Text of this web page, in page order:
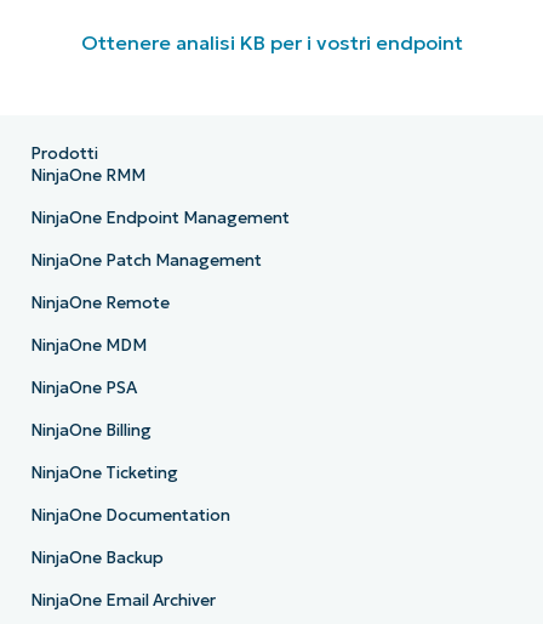
Ottenere analisi KB per i vostri endpoint
Prodotti
NinjaOne RMM
NinjaOne Endpoint Management
NinjaOne Patch Management
NinjaOne Remote
NinjaOne MDM
NinjaOne PSA
NinjaOne Billing
NinjaOne Ticketing
NinjaOne Documentation
NinjaOne Backup
NinjaOne Email Archiver